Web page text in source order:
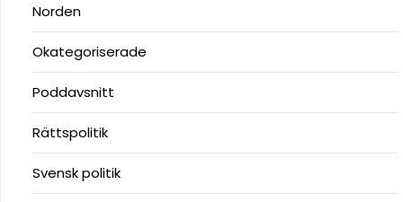
Norden
Okategoriserade
Poddavsnitt
Rättspolitik
Svensk politik